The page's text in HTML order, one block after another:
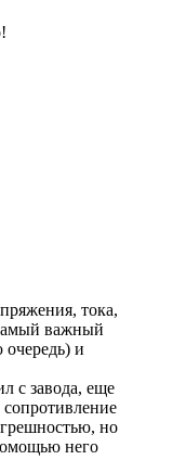
тока,
важный
и
с завода, еще
но
него